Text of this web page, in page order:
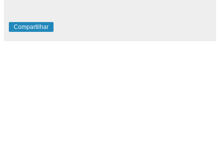
Compartilhar